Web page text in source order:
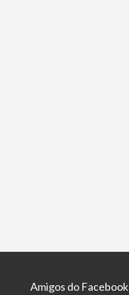
Amigos do Facebook